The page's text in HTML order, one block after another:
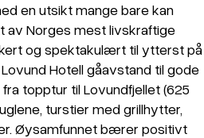
en utsikt mange bare kan
av Norges mest livskraftige
og spektakulært til ytterst på
Hotell gåavstand til gode
topptur til Lovundfjellet (625
turstier med grillhytter,
Øysamfunnet bærer positivt